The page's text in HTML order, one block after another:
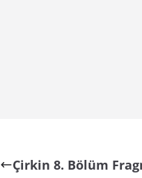
Çirkin 8. Bölüm